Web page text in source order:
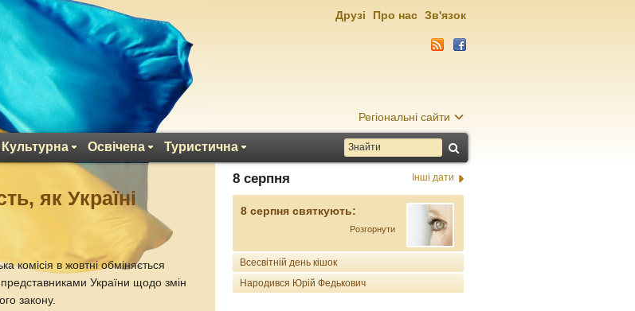
Регіональні сайти
Культурна Освічена Туристична
Друзі Про нас Зв'язок
як Україні
комісія в жовтні обміняється
України щодо змін
закону.
8 серпня Інші дати
8 серпня святкують:
Розгорнути
Всесвітній день кішок
Народився Юрій Федькович